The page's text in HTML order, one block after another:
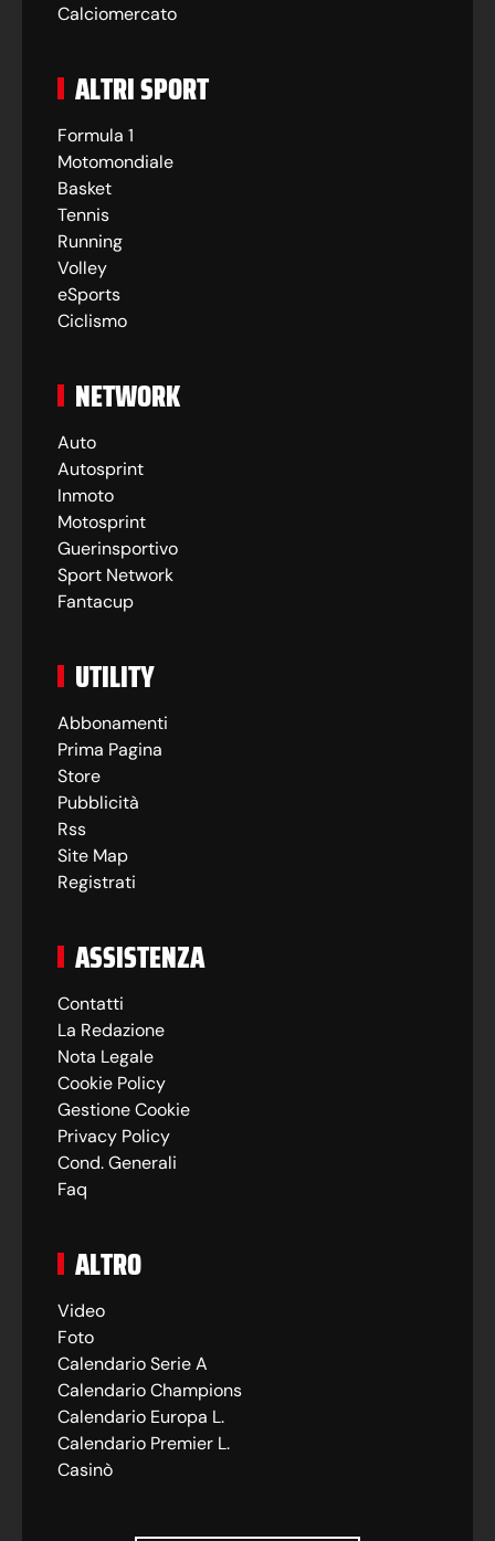
Calciomercato
ALTRI SPORT
Formula 1
Motomondiale
Basket
Tennis
Running
Volley
eSports
Ciclismo
NETWORK
Auto
Autosprint
Inmoto
Motosprint
Guerinsportivo
Sport Network
Fantacup
UTILITY
Abbonamenti
Prima Pagina
Store
Pubblicità
Rss
Site Map
Registrati
ASSISTENZA
Contatti
La Redazione
Nota Legale
Cookie Policy
Gestione Cookie
Privacy Policy
Cond. Generali
Faq
ALTRO
Video
Foto
Calendario Serie A
Calendario Champions
Calendario Europa L.
Calendario Premier L.
Casinò